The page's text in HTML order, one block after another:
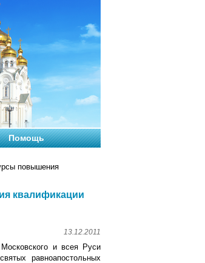
Помощь
повышения
квалификации
13.12.2011
и всея Руси
равноапостольных